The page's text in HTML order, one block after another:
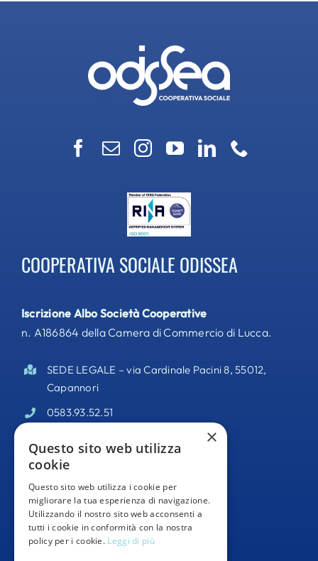
COOPERATIVA SOCIALE ODISSEA
Iscrizione Albo Società Cooperative
n. A186864 della Camera di Commercio di Lucca.
SEDE LEGALE – via Cardinale Pacini 8, 55012,
Capannori
0583.93.52.51
odisseacooperativa@pec.it
Partita IVA 02095140469
Informativa Privacy
Whistleblowing
×
Questo sito web utilizza
cookie
Questo sito web utilizza i cookie per
migliorare la tua esperienza di navigazione.
Utilizzando il nostro sito web acconsenti a
tutti i cookie in conformità con la nostra
policy per i cookie. Leggi di più